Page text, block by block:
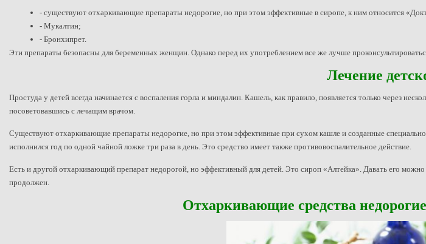
- существуют отхаркивающие препараты недорогие, но при этом эффективные в сиропе, к ним относится
- Мукалтин;
- Бронхипрет.
Эти препараты безопасны для беременных женщин. Однако перед их употреблением все же лучше
Лечение
Простуда у детей всегда начинается с воспаления горла и миндалин. Кашель, как правило, появляется только через
посоветовавшись с лечащим врачом.
Существуют отхаркивающие препараты недорогие, но при этом эффективные при сухом кашле и созданные
исполнился год по одной чайной ложке три раза в день. Это средство имеет также противовоспалительное действие.
Есть и другой отхаркивающий препарат недорогой, но эффективный для детей. Это сироп «Алтейка». Давать его
продолжен.
Отхаркивающие средства